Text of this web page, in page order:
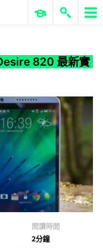
ERP 與商業 AI
820 最新實
閱讀時間
2分鐘